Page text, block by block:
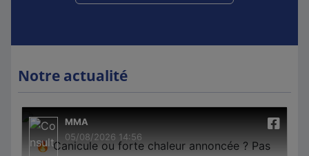
Notre actualité